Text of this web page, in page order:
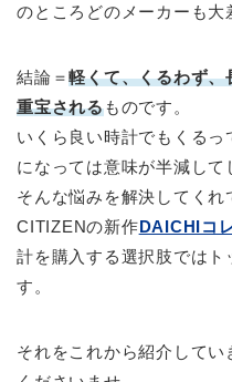
のところどのメーカーも大
結論＝軽くて、くるわず
重宝されるものです。
いくら良い時計でもくる
になっては意味が半減して
そんな悩みを解決してく
CITIZENの新作DAICHIコ
計を購入する選択肢ではト
す。
それをこれから紹介して